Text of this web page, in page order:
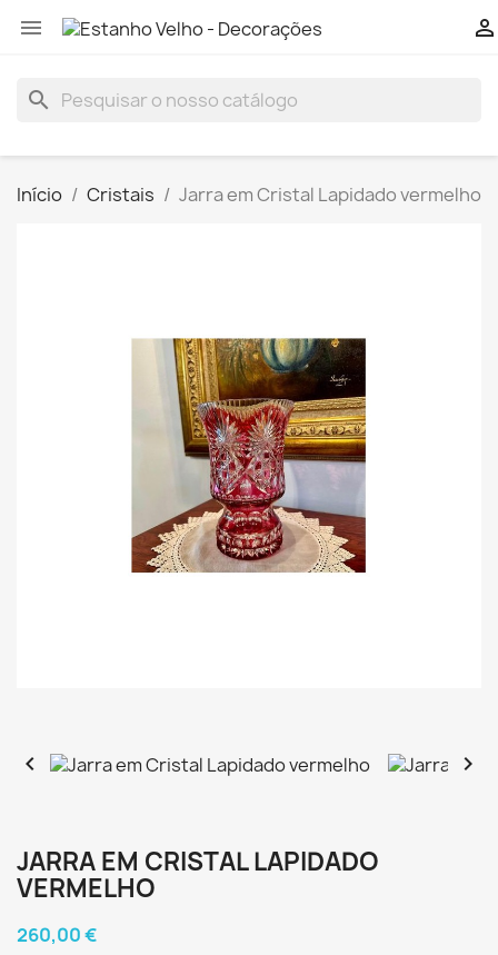
 
search
Início Cristais Jarra em Cristal Lapidado vermelho
 
JARRA EM CRISTAL LAPIDADO
VERMELHO
260,00 €